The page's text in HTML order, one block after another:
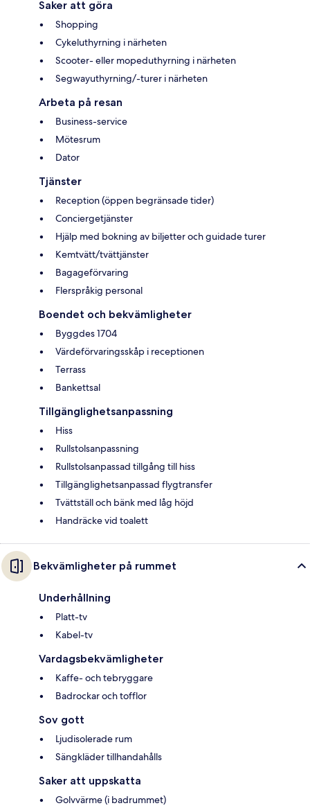
Saker att göra
Shopping
Cykeluthyrning i närheten
Scooter- eller mopeduthyrning i närheten
Segwayuthyrning/-turer i närheten
Arbeta på resan
Business-service
Mötesrum
Dator
Tjänster
Reception (öppen begränsade tider)
Conciergetjänster
Hjälp med bokning av biljetter och guidade turer
Kemtvätt/tvättjänster
Bagageförvaring
Flerspråkig personal
Boendet och bekvämligheter
Byggdes 1704
Värdeförvaringsskåp i receptionen
Terrass
Bankettsal
Tillgänglighetsanpassning
Hiss
Rullstolsanpassning
Rullstolsanpassad tillgång till hiss
Tillgänglighetsanpassad flygtransfer
Tvättställ och bänk med låg höjd
Handräcke vid toalett
Bekvämligheter på rummet
Underhållning
Platt-tv
Kabel-tv
Vardagsbekvämligheter
Kaffe- och tebryggare
Badrockar och tofflor
Sov gott
Ljudisolerade rum
Sängkläder tillhandahålls
Saker att uppskatta
Golvvärme (i badrummet)